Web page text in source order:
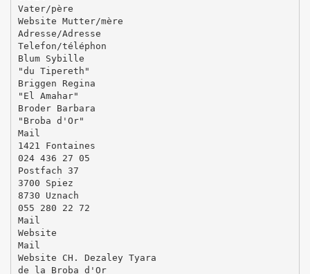
Vater/père
Website Mutter/mère
Adresse/Adresse
Telefon/téléphon
Blum Sybille
"du Tipereth"
Briggen Regina
"El Amahar"
Broder Barbara
"Broba d'Or"
Mail
1421 Fontaines
024 436 27 05
Postfach 37
3700 Spiez
8730 Uznach
055 280 22 72
Mail
Website
Mail
Website CH. Dezaley Tyara
de la Broba d'Or